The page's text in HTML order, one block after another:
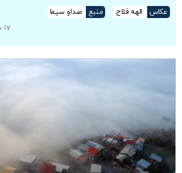
عکاس الهه فلاح منبع
صداو سیما
۱۷ خرداد ۱۴۰۵ ساعت ۱۸:۴۵:۱۳